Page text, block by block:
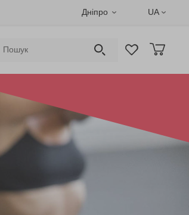
Дніпро UA